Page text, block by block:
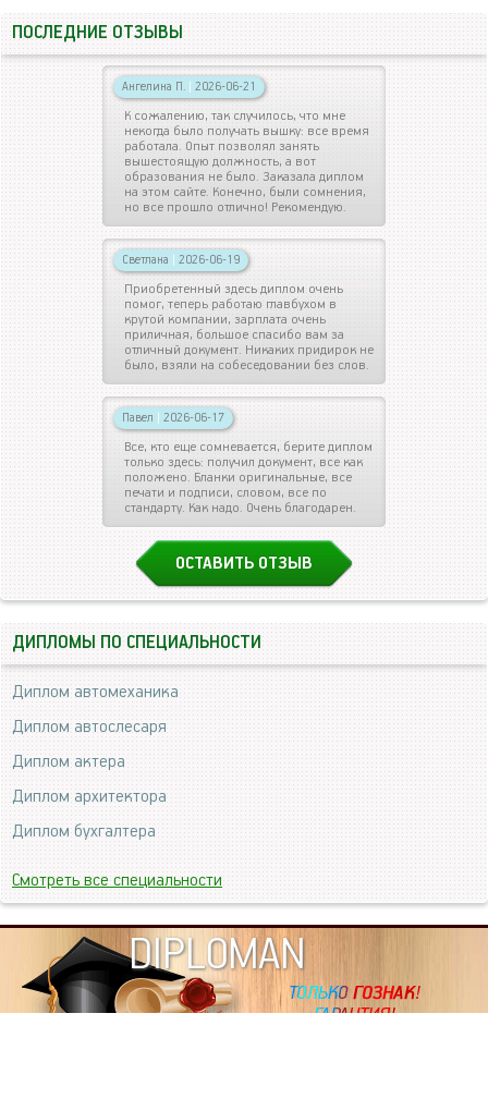
ПОСЛЕДНИЕ ОТЗЫВЫ
Ангелина П. | 2026-06-21
К сожалению, так случилось, что мне
некогда было получать вышку: все время
работала. Опыт позволял занять
вышестоящую должность, а вот
образования не было. Заказала диплом
на этом сайте. Конечно, были сомнения,
но все прошло отлично! Рекомендую.
Светлана | 2026-06-19
Приобретенный здесь диплом очень
помог, теперь работаю главбухом в
крутой компании, зарплата очень
приличная, большое спасибо вам за
отличный документ. Никаких придирок не
было, взяли на собеседовании без слов.
Павел | 2026-06-17
Все, кто еще сомневается, берите диплом
только здесь: получил документ, все как
положено. Бланки оригинальные, все
печати и подписи, словом, все по
стандарту. Как надо. Очень благодарен.
ОСТАВИТЬ ОТЗЫВ
ДИПЛОМЫ ПО СПЕЦИАЛЬНОСТИ
Диплом автомеханика
Диплом автослесаря
Диплом актера
Диплом архитектора
Диплом бухгалтера
Смотреть все специальности
DIPLOMAN